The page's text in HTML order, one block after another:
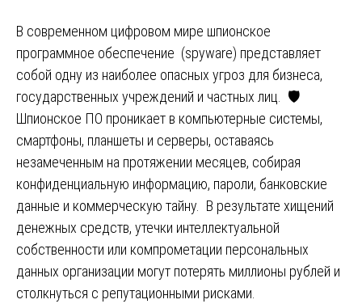
В современном цифровом мире шпионское
программное обеспечение (spyware) представляет
собой одну из наиболее опасных угроз для бизнеса,
государственных учреждений и частных лиц. 🛡️
Шпионское ПО проникает в компьютерные системы,
смартфоны, планшеты и серверы, оставаясь
незамеченным на протяжении месяцев, собирая
конфиденциальную информацию, пароли, банковские
данные и коммерческую тайну. В результате хищений
денежных средств, утечки интеллектуальной
собственности или компрометации персональных
данных организации могут потерять миллионы рублей и
столкнуться с репутационными рисками.